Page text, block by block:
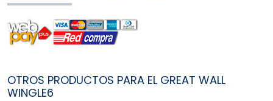
OTROS PRODUCTOS PARA EL GREAT WALL
WINGLE6